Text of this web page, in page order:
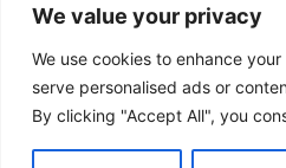
We value your privacy
We use cookies to enhance
serve personalised ads or
By clicking "Accept All", you